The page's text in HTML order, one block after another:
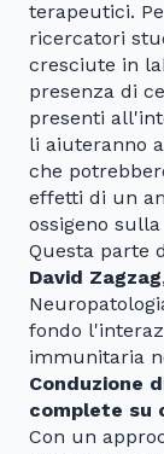
terapeutici.
ricercatori
cresciute in
presenza di
presenti
li aiuteranno
che
effetti di un
ossigeno
Questa parte
David Zagzag
fondo
immunitaria
Conduzione
complete su
Con un